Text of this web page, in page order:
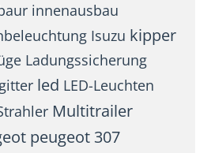
innenausbau
Isuzu kipper
Ladungssicherung
led LED-Leuchten
Multitrailer
peugeot 307